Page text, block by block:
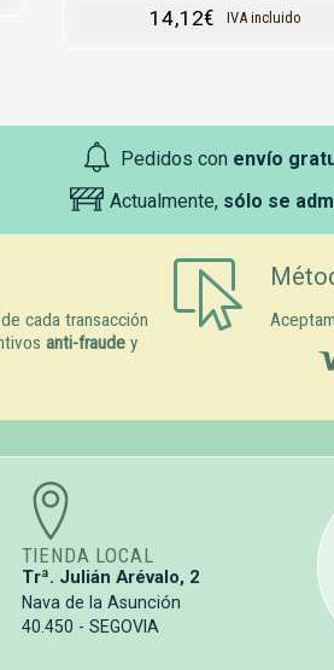
14,12€ IVA incluido
Pedidos con envío
Actualmente, sólo se
de cada transacción
anti-fraude y
TIENDA LOCAL
Trª. Julián Arévalo, 2
Nava de la Asunción
40.450 - SEGOVIA